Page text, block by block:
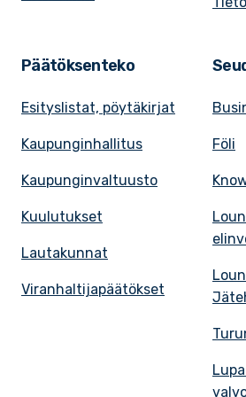
Päätöksenteko
Esityslistat, pöytäkirjat
Kaupunginhallitus
Kaupunginvaltuusto
Kuulutukset
Lautakunnat
Viranhaltijapäätökset
Föli